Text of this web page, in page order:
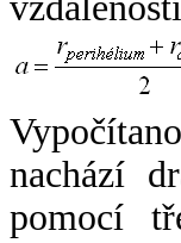
nachází
pomocí